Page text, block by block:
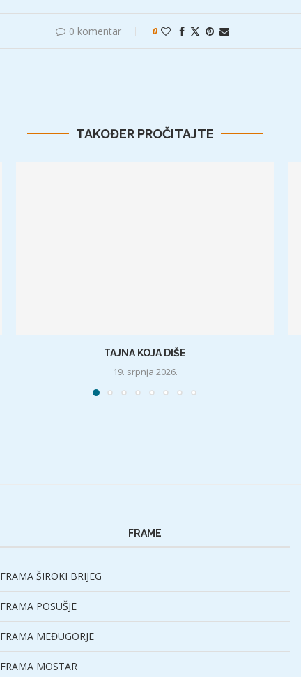
0 komentar 0
TAKOĐER PROČITAJTE
TAJNA KOJA DIŠE
19. srpnja 2026.
FRAME
FRAMA ŠIROKI BRIJEG
FRAMA POSUŠJE
FRAMA MEĐUGORJE
FRAMA MOSTAR